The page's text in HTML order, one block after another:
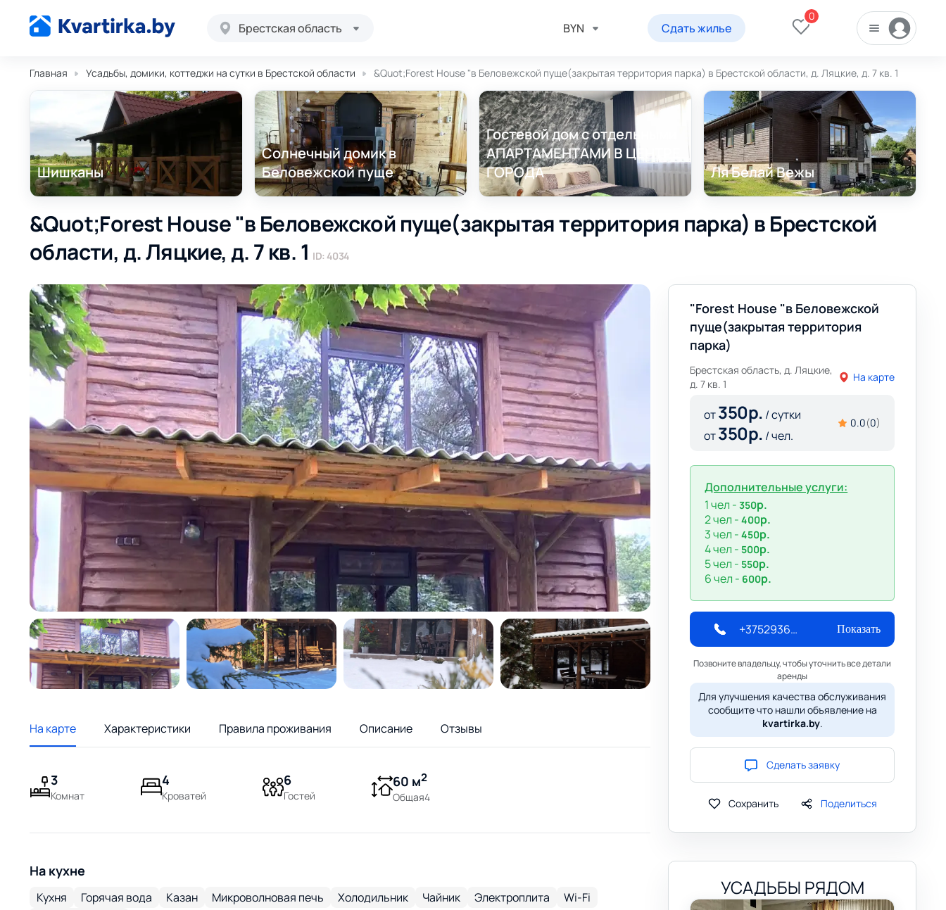
Брестская область BYN Сдать жилье
0
Главная Усадьбы, домики, коттеджи на сутки в Брестской области &Quot;Forest House "в Беловежской пуще(закрытая территория парка) в Брестской области, д. Ляцкие, д. 7 кв. 1
Шишканы
Солнечный домик в
Беловежской пуще
Гостевой дом с отдельными
АПАРТАМЕНТАМИ В ЦЕНТРЕ
ГОРОДА
Ля Белай Вежы
&Quot;Forest House "в Беловежской пуще(закрытая территория парка) в Брестской
области, д. Ляцкие, д. 7 кв. 1 ID: 4034
На карте Характеристики Правила проживания Описание Отзывы
3
Комнат
4
Кроватей
6
Гостей
60 м2
Общая4
На кухне
Кухня Горячая вода Казан Микроволновая печь Холодильник Чайник Электроплита
Wi-Fi
"Forest House "в Беловежской
пуще(закрытая территория
парка)
Брестская область, д. Ляцкие,
д. 7 кв. 1
На карте
от350р. / сутки
от350р. / чел.
0.0(0)
Дополнительные услуги:
1 чел -350р.
2 чел -400р.
3 чел -450р.
4 чел - 500р.
5 чел - 550р.
6 чел - 600р.
+375293640087 Показать
Позвоните владельцу, чтобы уточнить все детали
аренды
Для улучшения качества обслуживания
сообщите что нашли объявление на
kvartirka.by.
Сделать заявку
Сохранить Поделиться
УСАДЬБЫ РЯДОМ